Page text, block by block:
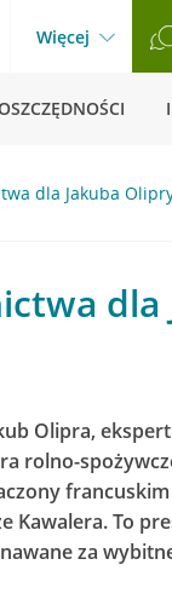
Więcej
dla Jakuba
Olipra,
rolno-
Kawalera. To
za